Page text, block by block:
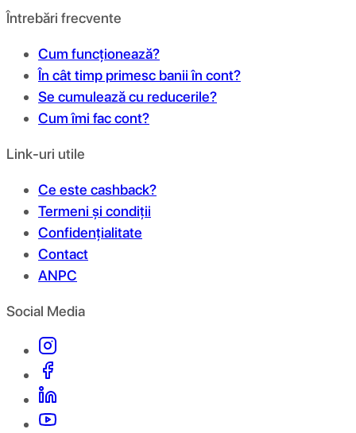
Întrebări frecvente
Cum funcționează?
În cât timp primesc banii în cont?
Se cumulează cu reducerile?
Cum îmi fac cont?
Link-uri utile
Ce este cashback?
Termeni și condiții
Confidențialitate
Contact
ANPC
Social Media